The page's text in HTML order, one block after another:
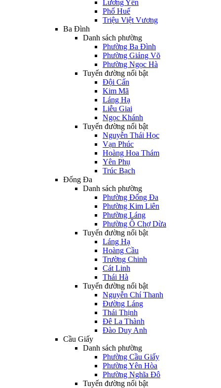
Lương Yên
Phố Huế
Triệu Việt Vương
Ba Đình
Danh sách phường
Phường Ba Đình
Phường Giảng Võ
Phường Ngọc Hà
Tuyến đường nổi bật
Đội Cấn
Kim Mã
Láng Hạ
Liễu Giai
Ngọc Khánh
Tuyến đường nổi bật
Nguyễn Thái Học
Vạn Phúc
Hoàng Hoa Thám
Yên Phụ
Trúc Bạch
Đống Đa
Danh sách phường
Phường Đống Đa
Phường Kim Liên
Phường Láng
Phường Ô Chợ Dừa
Tuyến đường nổi bật
Láng Hạ
Hoàng Cầu
Trường Chinh
Cát Linh
Thái Hà
Tuyến đường nổi bật
Nguyễn Chí Thanh
Đường Láng
Thái Thịnh
Đê La Thành
Đào Duy Anh
Cầu Giấy
Danh sách phường
Phường Cầu Giấy
Phường Yên Hòa
Phường Nghĩa Đô
Tuyến đường nổi bật